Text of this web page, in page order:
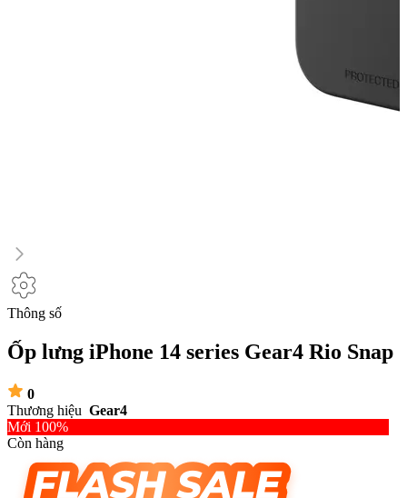
Thông số
Ốp lưng iPhone 14 series Gear4 Rio Snap
0
Thương hiệu Gear4
Mới 100%
Còn hàng